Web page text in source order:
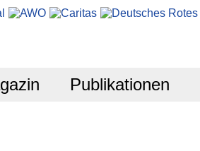
Publikationen